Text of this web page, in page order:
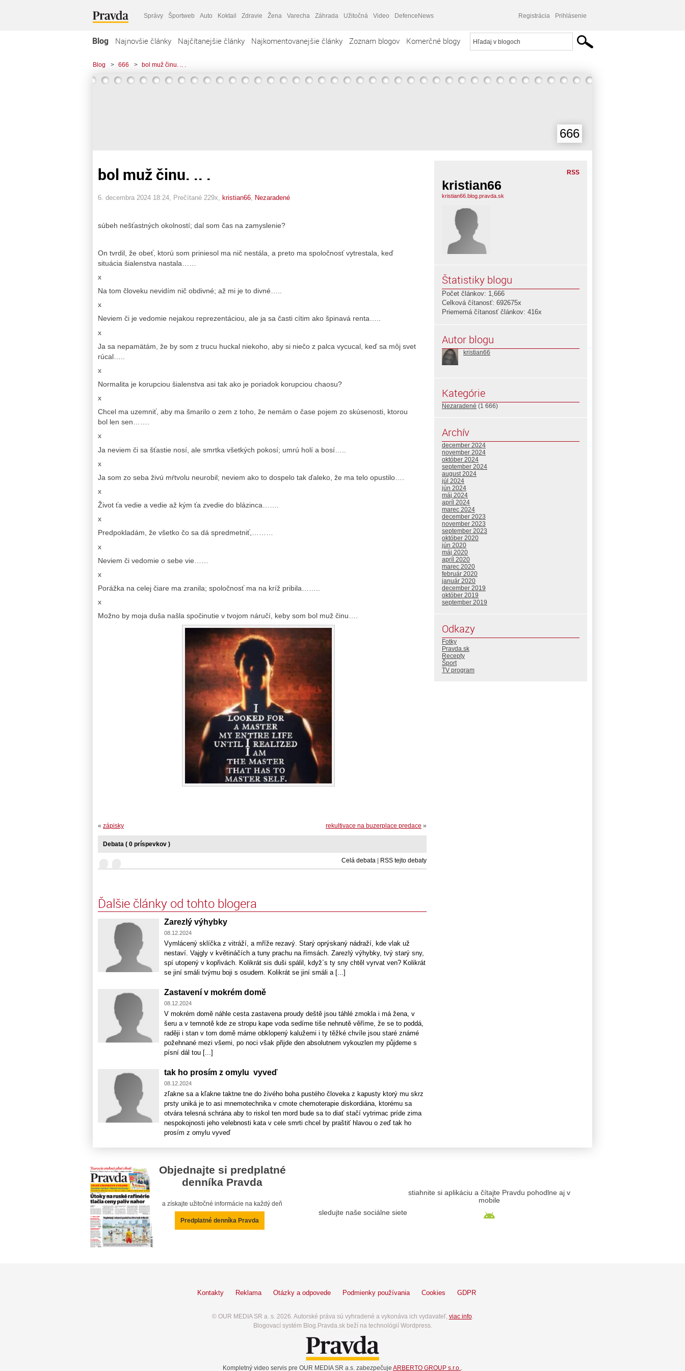
Správy Športweb Auto Koktail Zdravie Žena Varecha Záhrada Užitočná Video DefenceNews Registrácia Prihlásenie
Blog Najnovšie články Najčítanejšie články Najkomentovanejšie články Zoznam blogov Komerčné blogy
Blog > 666 > bol muž činu. .. .
666
bol muž činu. .. .
6. decembra 2024 18:24 , Prečítané 229x, kristian66 Nezaradené
súbeh nešťastných okolností; dal som čas na zamyslenie?
On tvrdil, že obeť, ktorú som priniesol ma nič nestála, a preto ma spoločnosť vytrestala, keď
situácia šialenstva nastala……
x
Na tom človeku nevidím nič obdivné; až mi je to divné…..
x
Neviem či je vedomie nejakou reprezentáciou, ale ja sa časti cítim ako špinavá renta…..
x
Ja sa nepamätám, že by som z trucu huckal niekoho, aby si niečo z palca vycucal, keď sa môj svet
rúcal…..
x
Normalita je korupciou šialenstva asi tak ako je poriadok korupciou chaosu?
x
Chcel ma uzemniť, aby ma šmarilo o zem z toho, že nemám o čase pojem zo skúsenosti, ktorou
bol len sen…….
x
Ja neviem či sa šťastie nosí, ale smrtka všetkých pokosí; umrú holí a bosí…..
x
Ja som zo seba živú mŕtvolu neurobil; neviem ako to dospelo tak ďaleko, že ma telo opustilo….
x
Život ťa vedie a vedie až kým ťa zvedie do blázinca…….
x
Predpokladám, že všetko čo sa dá spredmetniť,………
x
Neviem či vedomie o sebe vie……
x
Porážka na celej čiare ma zranila; spoločnosť ma na kríž pribila……..
x
Možno by moja duša našla spočinutie v tvojom náručí, keby som bol muž činu….
rekultivace na buzerplace predace »
« zápisky
Debata ( 0 príspevkov )
Celá debata RSS tejto debaty
Ďalšie články od tohto blogera
Zarezlý výhybky
08.12.2024
Vymlácený sklíčka z vitráží, a mříže rezavý. Starý oprýskaný nádraží, kde vlak už
nestaví. Vajgly v květináčích a tuny prachu na římsách. Zarezlý výhybky, tvý starý sny,
spí utopený v kopřivách. Kolikrát sis duši spálil, když´s ty sny chtěl vyrvat ven? Kolikrát
se jiní smáli tvýmu boji s osudem. Kolikrát se jiní smáli a [...]
Zastavení v mokrém domě
08.12.2024
V mokrém domě náhle cesta zastavena proudy deště jsou táhlé zmokla i má žena, v
šeru a v temnotě kde ze stropu kape voda sedíme tiše nehnutě věříme, že se to poddá,
raději i stan v tom domě máme obklopený kalužemi i ty těžké chvíle jsou staré známé
požehnané mezi všemi, po noci však přijde den absolutnem vykouzlen my půjdeme s
písní dál tou [...]
tak ho prosím z omylu vyveď
08.12.2024
zľakne sa a kľakne taktne tne do živého boha pustého človeka z kapusty ktorý mu skrz
prsty uniká je to asi mnemotechnika v cmote chemoterapie diskordiána, ktorému sa
otvára telesná schrána aby to riskol ten mord bude sa to diať stačí vytrimac príde zima
nespokojnosti jeho velebnosti kata v cele smrti chcel by praštiť hlavou o zeď tak ho
prosím z omylu vyveď
RSS
kristian66
kristian66.blog.pravda.sk
Štatistiky blogu
Počet článkov: 1,666
Celková čítanosť: 692675x
Priemerná čítanosť článkov: 416x
Autor blogu
kristian66
Kategórie
Nezaradené (1 666)
Archív
december 2024
november 2024
október 2024
september 2024
august 2024
júl 2024
jún 2024
máj 2024
apríl 2024
marec 2024
december 2023
november 2023
september 2023
október 2020
jún 2020
máj 2020
apríl 2020
marec 2020
február 2020
január 2020
december 2019
október 2019
september 2019
Odkazy
Fotky
Pravda.sk
Recepty
Šport
TV program
Objednajte si predplatné
denníka Pravda
a získajte užitočné informácie na každý deň
Predplatné denníka Pravda
sledujte naše sociálne siete
stiahnite si aplikáciu a čítajte Pravdu pohodlne aj v
mobile
Kontakty Reklama Otázky a odpovede Podmienky používania Cookies GDPR
© OUR MEDIA SR a. s. 2026. Autorské práva sú vyhradené a vykonáva ich vydavateľ, viac info.
Blogovací systém Blog.Pravda.sk beží na technológií Wordpress.
Kompletný video servis pre OUR MEDIA SR a.s. zabezpečuje ARBERTO GROUP s.r.o..